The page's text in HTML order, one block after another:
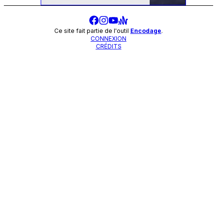
Ce site fait partie de l'outil Encodage.
CONNEXION
CRÉDITS